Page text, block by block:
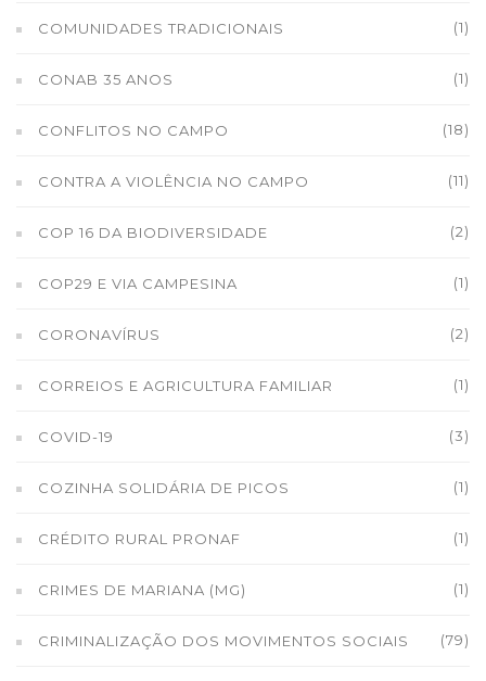
COMUNIDADES TRADICIONAIS (1)
CONAB 35 ANOS (1)
CONFLITOS NO CAMPO (18)
CONTRA A VIOLÊNCIA NO CAMPO (11)
COP 16 DA BIODIVERSIDADE (2)
COP29 E VIA CAMPESINA (1)
CORONAVÍRUS (2)
CORREIOS E AGRICULTURA FAMILIAR (1)
COVID-19 (3)
COZINHA SOLIDÁRIA DE PICOS (1)
CRÉDITO RURAL PRONAF (1)
CRIMES DE MARIANA (MG) (1)
CRIMINALIZAÇÃO DOS MOVIMENTOS SOCIAIS (79)